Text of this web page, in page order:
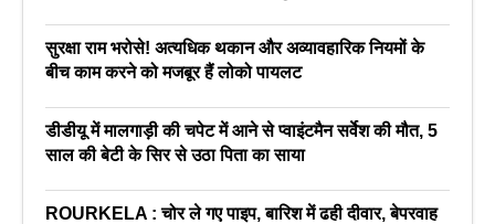
सुरक्षा राम भरोसे! अत्यधिक थकान और अव्यावहारिक नियमों के
बीच काम करने को मजबूर हैं लोको पायलट
डीडीयू में मालगाड़ी की चपेट में आने से प्वाइंटमैन सर्वेश की मौत, 5
साल की बेटी के सिर से उठा पिता का साया
ROURKELA : चोर ले गए पाइप, बारिश में ढही दीवार, बेपरवाह